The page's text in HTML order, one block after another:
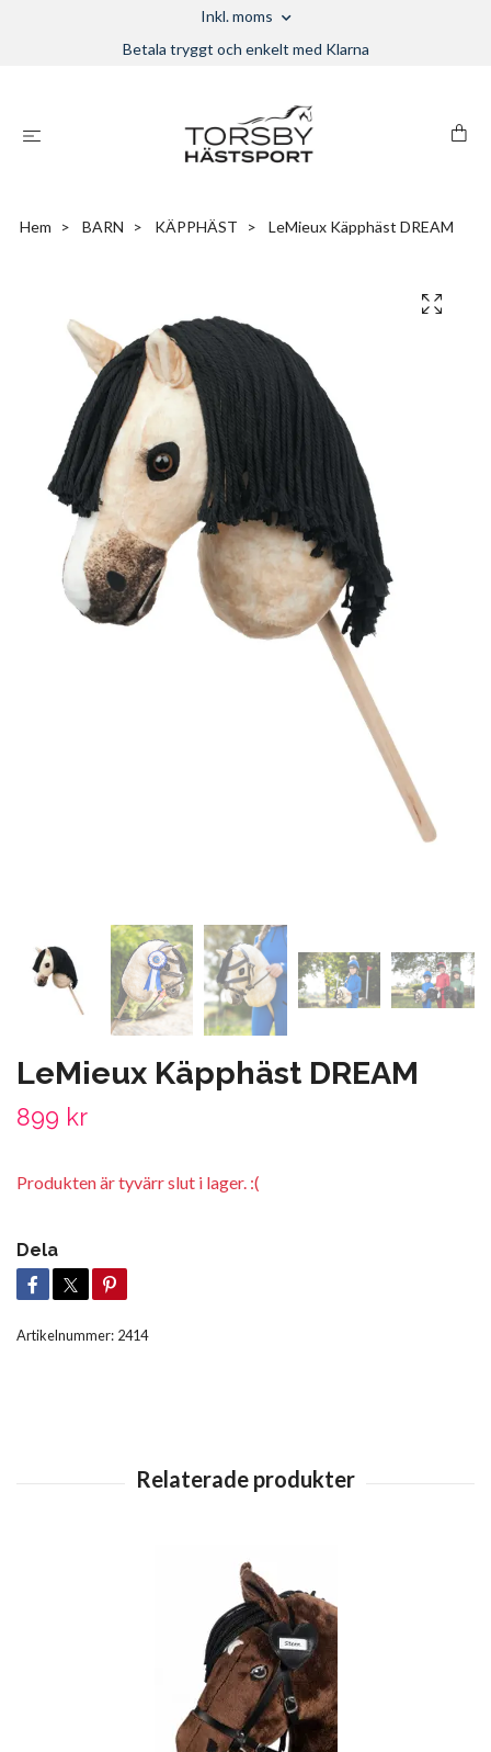
Inkl. moms
Betala tryggt och enkelt med Klarna
Hem BARN KÄPPHÄST LeMieux Käpphäst DREAM
LeMieux Käpphäst DREAM
899 kr
Produkten är tyvärr slut i lager. :(
Dela
Artikelnummer: 2414